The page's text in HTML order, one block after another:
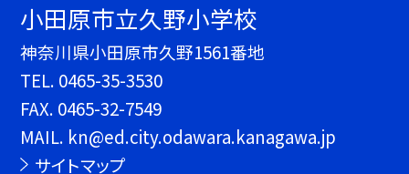
小田原市立久野小学校
神奈川県小田原市久野1561番地
TEL. 0465-35-3530
FAX. 0465-32-7549
MAIL. kn@ed.city.odawara.kanagawa.jp
サイトマップ